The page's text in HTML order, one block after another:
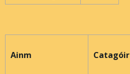
Ainm Catagóir